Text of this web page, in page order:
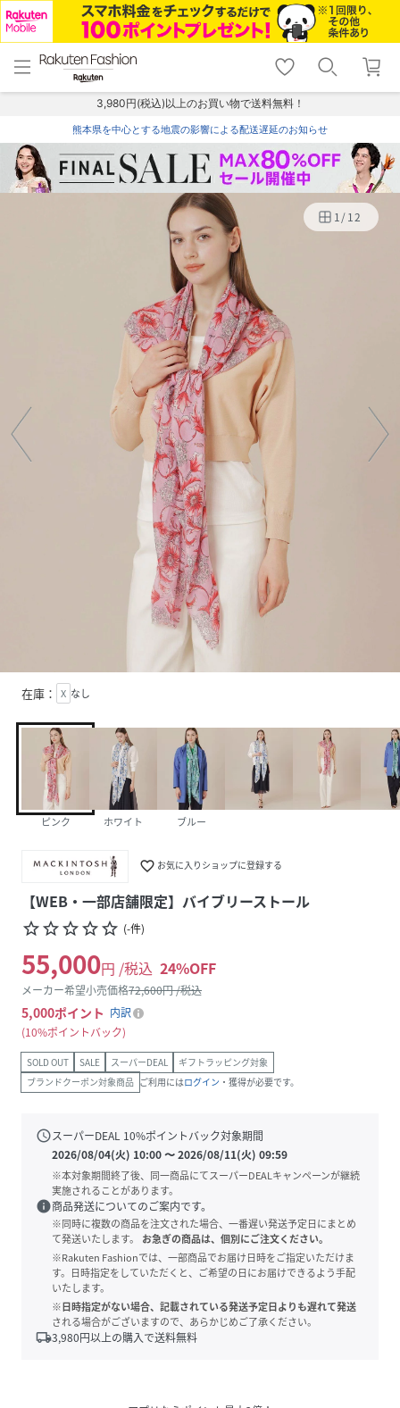
menu home
トップ
shopping_cart lock_outline
ログイン
3,980円(税込)以上のお買い物で送料無料！
熊本県を中心とする地震の影響による配送遅延のお知らせ
1/12
在庫： X なし
ピンク ホワイト ブルー
favorite_border お気に入りショップに登録する
【WEB・一部店舗限定】バイブリーストール
star_borderstar_borderstar_borderstar_borderstar_border (-件)
55,000円 /税込 24%OFF
メーカー希望小売価格72,600円 /税込
5,000ポイント 内訳
10%ポイントバック
SOLD OUT SALE スーパーDEAL
ギフトラッピング対象
ブランドクーポン対象商品 ご利用にはログイン ・獲得が必要です。
scheduleスーパーDEAL 10%ポイントバック対象期間
2026/08/04(火) 10:00〜2026/08/11(火) 09:59
※本対象期間終了後、同一商品にてスーパーDEALキャンペーンが継続
実施されることがあります。
info商品発送についてのご案内です。
※同時に複数の商品を注文された場合、一番遅い発送予定日にまとめ
て発送いたします。
お急ぎの商品は、個別にご注文ください。
※Rakuten Fashionでは、一部商品でお届け日時をご指定いただけま
す。日時指定をしていただくと、ご希望の日にお届けできるよう手配
いたします。
※日時指定がない場合、記載されている発送予定日よりも遅れて発送
される場合がございますので、あらかじめご了承ください。
local_shipping3,980円以上の購入で送料無料